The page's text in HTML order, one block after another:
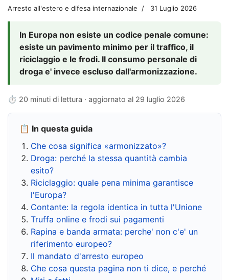
Arresto all'estero e difesa internazionale 31 Luglio 2026
In Europa non esiste un codice penale comune:
esiste un pavimento minimo per il traffico, il
riciclaggio e le frodi. Il consumo personale di
droga e' invece escluso dall'armonizzazione.
⏱ 20 minuti di lettura · aggiornato al 29 luglio 2026
📋 In questa guida
Che cosa significa «armonizzato»?
Droga: perché la stessa quantità cambia
esito?
Riciclaggio: quale pena minima garantisce
l'Europa?
Contante: la regola identica in tutta l'Unione
Truffa online e frodi sui pagamenti
Rapina e banda armata: perche' non c'e' un
riferimento europeo?
Il mandato d'arresto europeo
Che cosa questa pagina non ti dice, e perché